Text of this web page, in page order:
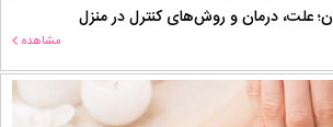
علت، درمان و روش‌های کنترل در منزل
مشاهده